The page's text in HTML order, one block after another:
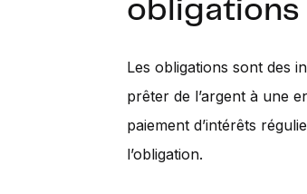
obligations
Les obligations sont des
prêter de l’argent à une
paiement d’intérêts
l’obligation.